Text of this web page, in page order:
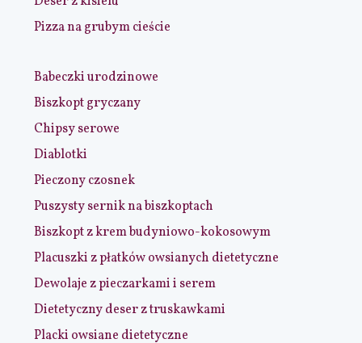
Pizza na grubym cieście
Babeczki urodzinowe
Biszkopt gryczany
Chipsy serowe
Diablotki
Pieczony czosnek
Puszysty sernik na biszkoptach
Biszkopt z krem budyniowo-kokosowym
Placuszki z płatków owsianych dietetyczne
Dewolaje z pieczarkami i serem
Dietetyczny deser z truskawkami
Placki owsiane dietetyczne